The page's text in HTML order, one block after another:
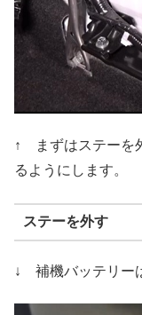
↑ まずはステーを
るようにします。
ステーを外す
↓ 補機バッテリー